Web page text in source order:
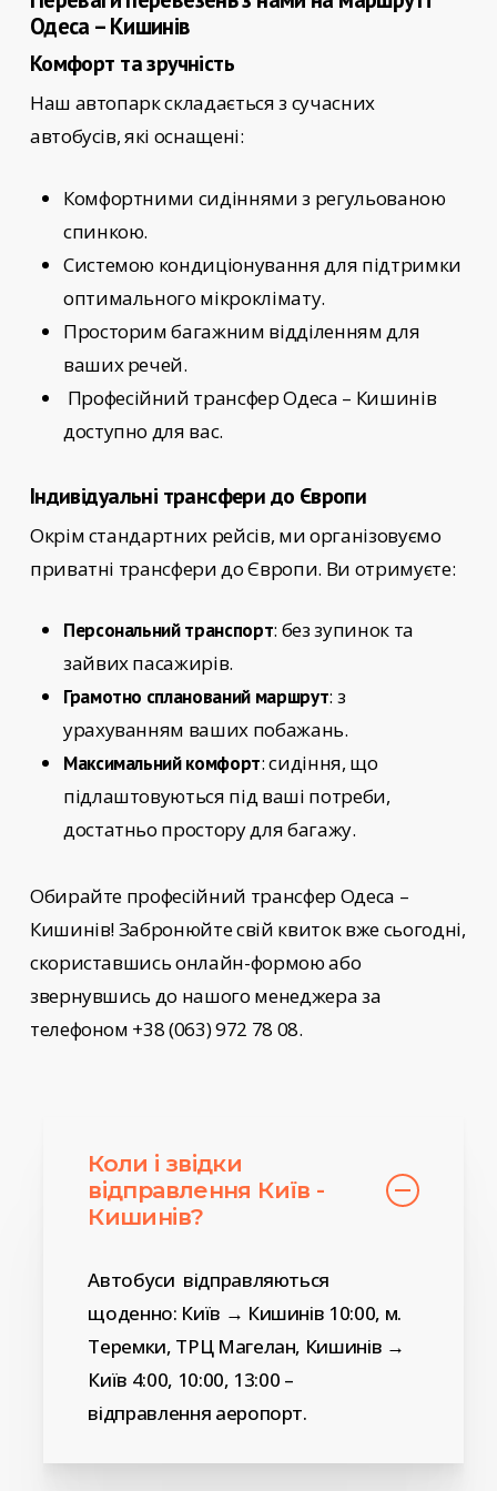
Одеса – Кишинів
Комфорт та зручність
Наш автопарк складається з сучасних
автобусів, які оснащені:
Комфортними сидіннями з регульованою
спинкою.
Системою кондиціонування для підтримки
оптимального мікроклімату.
Просторим багажним відділенням для
ваших речей.
Професійний трансфер Одеса – Кишинів
доступно для вас.
Індивідуальні трансфери до Європи
Окрім стандартних рейсів, ми організовуємо
приватні трансфери до Європи. Ви отримуєте:
Персональний транспорт: без зупинок та
зайвих пасажирів.
Грамотно спланований маршрут: з
урахуванням ваших побажань.
Максимальний комфорт: сидіння, що
підлаштовуються під ваші потреби,
достатньо простору для багажу.
Обирайте професійний трансфер Одеса –
Кишинів!Забронюйте свій квиток вже сьогодні,
скориставшись онлайн-формою або
звернувшись до нашого менеджера за
телефоном +38 (063) 972 78 08.
Коли і звідки
відправлення Київ -
Кишинів?
Автобуси відправляються
щоденно: Київ → Кишинів 10:00, м.
Теремки, ТРЦ Магелан, Кишинів →
Київ 4:00, 10:00, 13:00 –
відправлення аеропорт.